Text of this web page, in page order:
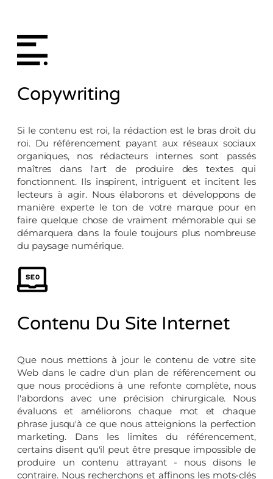
Copywriting
Si le contenu est roi, la rédaction est le bras droit du
roi. Du référencement payant aux réseaux sociaux
organiques, nos rédacteurs internes sont passés
maîtres dans l'art de produire des textes qui
fonctionnent. Ils inspirent, intriguent et incitent les
lecteurs à agir. Nous élaborons et développons de
manière experte le ton de votre marque pour en
faire quelque chose de vraiment mémorable qui se
démarquera dans la foule toujours plus nombreuse
du paysage numérique.
Contenu Du Site Internet
Que nous mettions à jour le contenu de votre site
Web dans le cadre d'un plan de référencement ou
que nous procédions à une refonte complète, nous
l'abordons avec une précision chirurgicale. Nous
évaluons et améliorons chaque mot et chaque
phrase jusqu'à ce que nous atteignions la perfection
marketing. Dans les limites du référencement,
certains disent qu'il peut être presque impossible de
produire un contenu attrayant - nous disons le
contraire. Nous recherchons et affinons les mots-clés